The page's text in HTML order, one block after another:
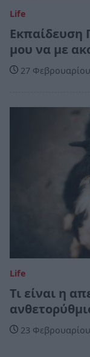
Life
Εκπαίδευση
μου να με
27
Life
Τι είναι η
23